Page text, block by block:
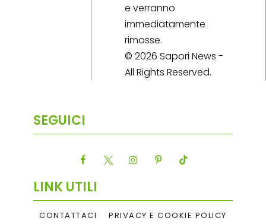
e verranno
immediatamente
rimosse.
© 2026 Sapori News -
All Rights Reserved.
SEGUICI
LINK UTILI
CONTATTACI PRIVACY E COOKIE POLICY